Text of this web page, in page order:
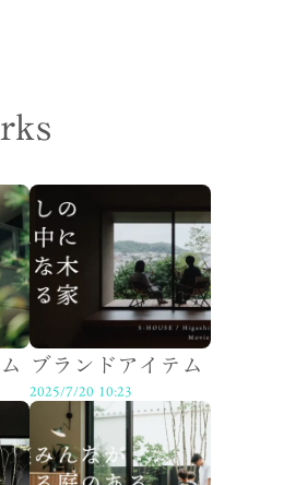
ブランドアイテム
2025/7/20 10:23